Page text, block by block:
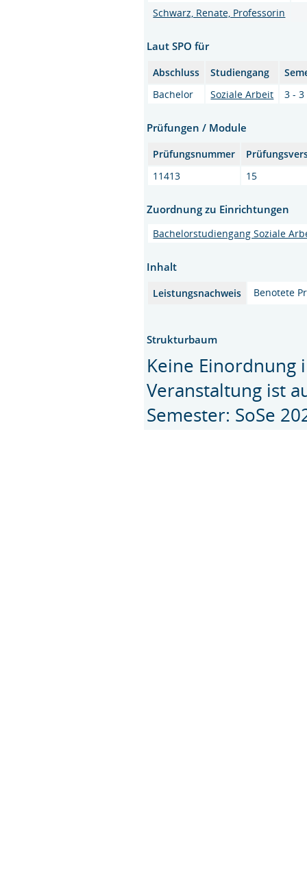
Schwarz, Renate, Professorin
Laut SPO für
Abschluss Studiengang
Bachelor
Soziale Arbeit 3 - 3
Prüfungen / Module
Prüfungsnummer
11413
15
Zuordnung zu Einrichtungen
Bachelorstudiengang Soziale
Inhalt
Leistungsnachweis Benotete
Strukturbaum
Keine Einordnung
Veranstaltung ist
Semester: SoSe